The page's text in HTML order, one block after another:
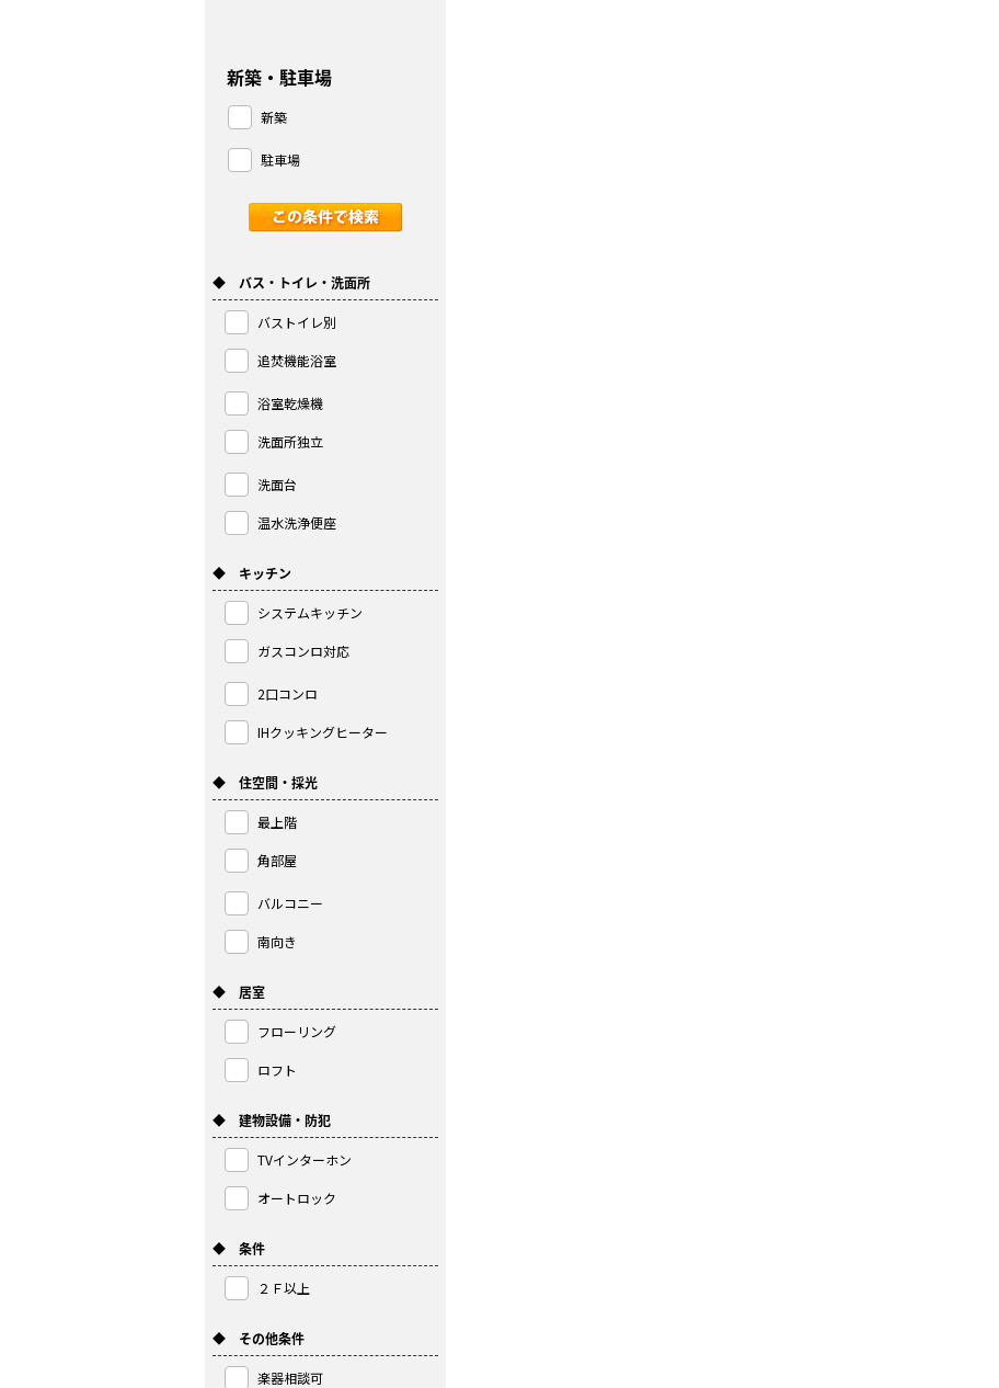
新築・駐車場
新築
駐車場
◆ バス・トイレ・洗面所
バストイレ別
追焚機能浴室
浴室乾燥機
洗面所独立
洗面台
温水洗浄便座
◆ キッチン
システムキッチン
ガスコンロ対応
2口コンロ
IHクッキングヒーター
◆ 住空間・採光
最上階
角部屋
バルコニー
南向き
◆ 居室
フローリング
ロフト
◆ 建物設備・防犯
TVインターホン
オートロック
◆ 条件
２Ｆ以上
◆ その他条件
楽器相談可